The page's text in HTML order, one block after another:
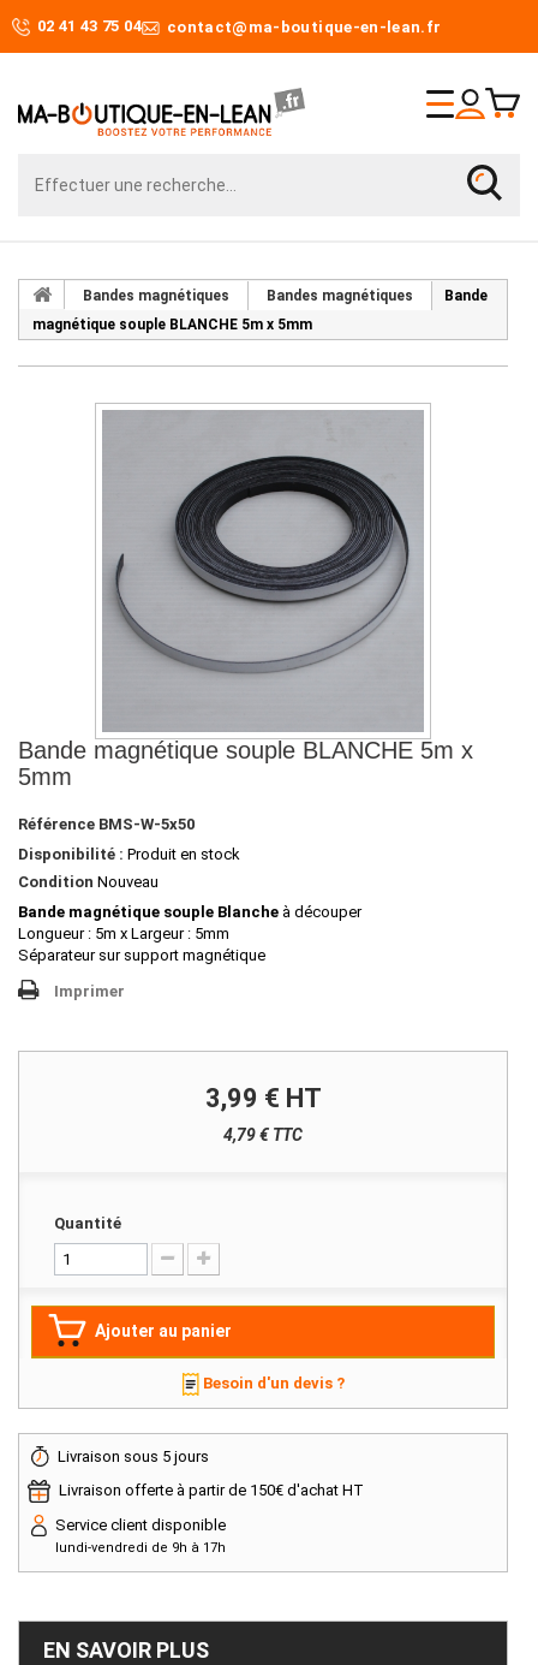
02 41 43 75 04 contact@ma-boutique-en-lean.fr
Bandes magnétiques Bandes magnétiques
Bande
magnétique souple BLANCHE 5m x 5mm
Bande magnétique souple BLANCHE 5m x
5mm
Référence BMS-W-5x50
Disponibilité : Produit en stock
Condition Nouveau
Bande magnétique souple Blanche à découper
Longueur : 5m x Largeur : 5mm
Séparateur sur support magnétique
Imprimer
3,99 € HT
4,79 € TTC
Quantité
Ajouter au panier
Besoin d'un devis ?
Livraison sous 5 jours
Livraison offerte à partir de 150€ d'achat HT
Service client disponible
lundi-vendredi de 9h à 17h
EN SAVOIR PLUS